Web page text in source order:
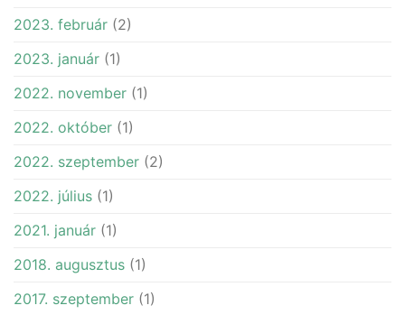
2023. február (2)
2023. január (1)
2022. november (1)
2022. október (1)
2022. szeptember (2)
2022. július (1)
2021. január (1)
2018. augusztus (1)
2017. szeptember (1)